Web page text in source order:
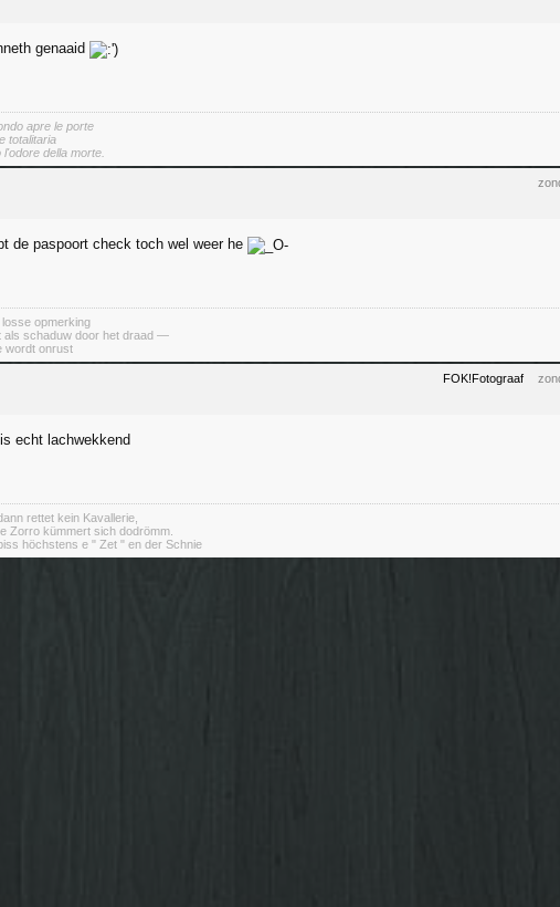
genaaid
apre le porte
totalitaria
l'odore della morte.
de paspoort check toch wel weer he
losse opmerking
als schaduw door het draad —
wordt onrust
FOK!Fotograaf
echt lachwekkend
rettet kein Kavallerie,
Zorro kümmert sich dodrömm.
höchstens e " Zet " en der Schnie